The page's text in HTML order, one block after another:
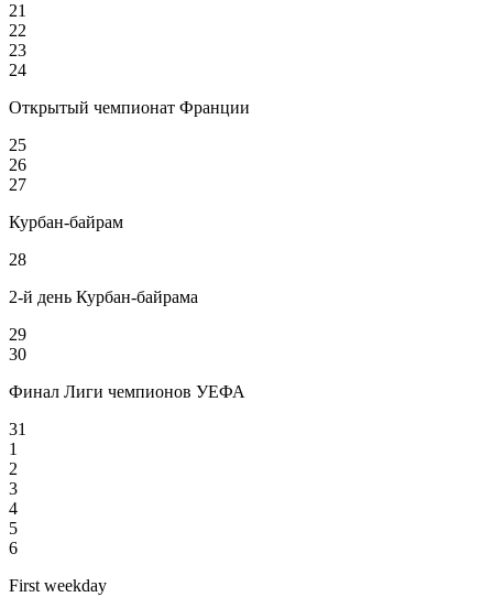
21
22
23
24
Открытый чемпионат Франции
25
26
27
Курбан-байрам
28
2-й день Курбан-байрама
29
30
Финал Лиги чемпионов УЕФА
31
1
2
3
4
5
6
First weekday